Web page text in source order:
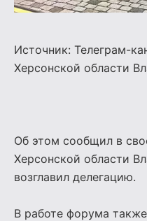
Источник: Телеграм-
Херсонской области
Об этом сообщил в
Херсонской области
возглавил делегацию.
В работе форума